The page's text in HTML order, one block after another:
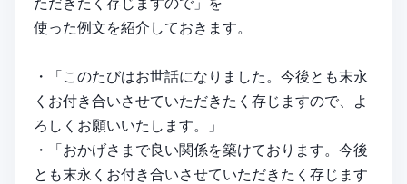
使った例文を紹介しておきます。
・「このたびはお世話になりました。今後とも末永
くお付き合いさせていただきたく存じますので、よ
ろしくお願いいたします。」
・「おかげさまで良い関係を築けております。今後
とも末永くお付き合いさせていただきたく存じます